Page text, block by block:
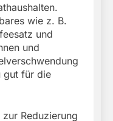
wie z. B.
und
und
gut für die
Reduzierung